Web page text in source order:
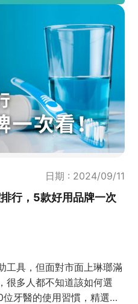
術、費用區間與健保給付
？
、漱口水挑選等日常保養
見問題
說明何時該就醫
日期 : 2024/09/11
行，5款好用品牌一次
工具，但面對市面上琳瑯滿
很多人都不知道該如何選
牙醫的使用習慣，精選出